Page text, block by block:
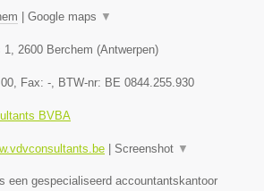
| Google maps ▼
1 2600 Berchem (Antwerpen)
, Fax: - , BTW-nr: BE 0844.255.930
BVBA
| Screenshot ▼
een gespecialiseerd accountantskantoor